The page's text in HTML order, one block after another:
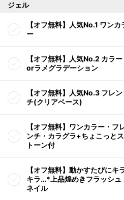
ジェル
【オフ無料】人気No.1 ワンカ
ー
【オフ無料】人気No.2 カラー
orラメグラデーション
【オフ無料】人気No.3 フレン
チ(クリアベース)
【オフ無料】ワンカラー・フ
ンチ・カラグラ+ちょこっとス
トーン付
【オフ無料】動かすたびにキ
キラ…*上品煌めきフラッシュ
ネイル